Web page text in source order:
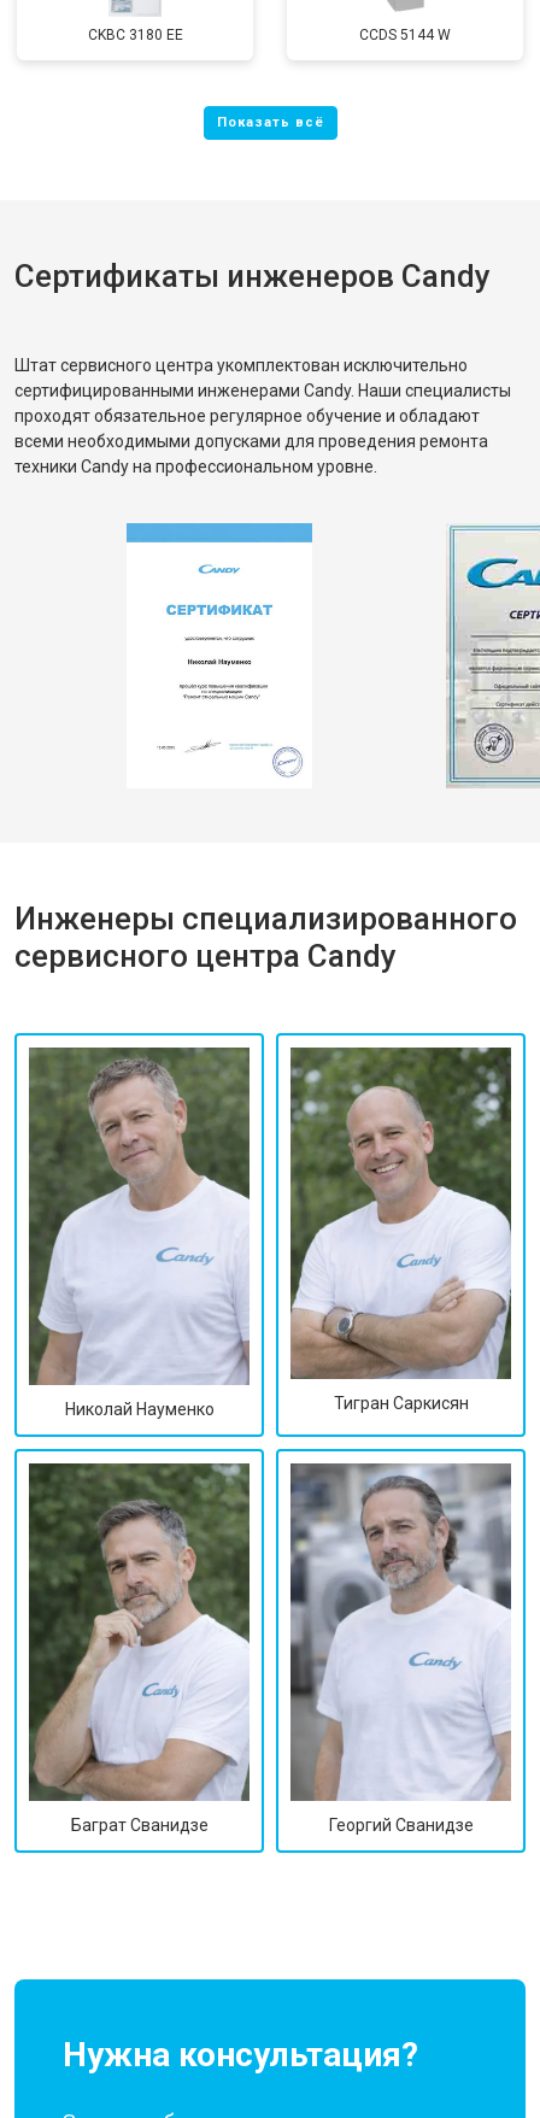
CKBC 3180 EE CCDS 5144 W
Сертификаты инженеров Candy
Штат сервисного центра укомплектован исключительно
сертифицированными инженерами Candy. Наши специалисты
проходят обязательное регулярное обучение и обладают
всеми необходимыми допусками для проведения ремонта
техники Candy на профессиональном уровне.
Инженеры специализированного
сервисного центра Candy
Николай Науменко Тигран Саркисян
Баграт Сванидзе Георгий Сванидзе
Нужна консультация?